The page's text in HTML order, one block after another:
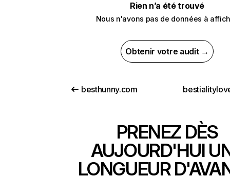
Rien n’a été trouvé
Nous n'avons pas de données à
Obtenir votre audit →
besthunny.com
PRENEZ DÈS
AUJOURD'HUI
LONGUEUR